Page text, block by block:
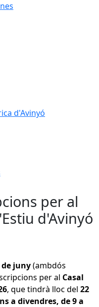
d'Avinyó
per al
d'Avinyó
de juny(ambdós
per al Casal
, que tindrà lloc del 22
a divendres, de 9 a